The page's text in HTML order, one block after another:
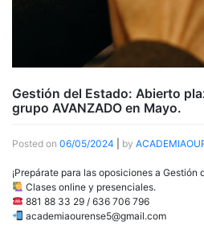
Gestión del Estado: Abierto
grupo AVANZADO en Mayo.
Posted on 06/05/2024 by
¡Prepárate para las oposiciones a Gestión
Clases online y presenciales.
881 88 33 29 / 636 706 796
academiaourense5@gmail.com